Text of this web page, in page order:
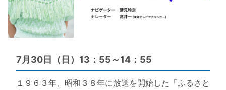
7月30日（日）13：55～14：55
１９６３年、昭和３８年に放送を開始した「ふるさと